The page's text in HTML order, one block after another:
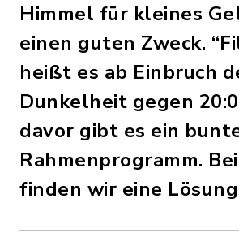
Himmel für kleines
einen guten Zweck.
heißt es ab Einbruch
Dunkelheit gegen
davor gibt es ein
Rahmenprogramm.
finden wir eine